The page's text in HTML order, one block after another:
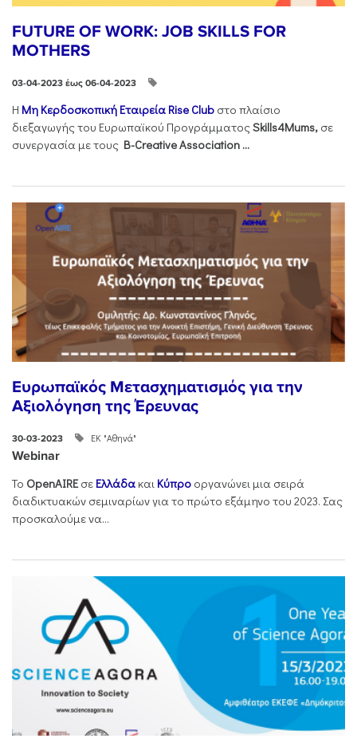
FUTURE OF WORK: JOB SKILLS FOR
MOTHERS
03-04-2023 έως 06-04-2023
Η Μη Κερδοσκοπική Εταιρεία Rise Club στο πλαίσιο
διεξαγωγής του Ευρωπαϊκού ΠρογράμματοςSkills4Mums, σε
συνεργασία με τους B-Creative Association ...
Ευρωπαϊκός Μετασχηματισμός για την
Αξιολόγηση της Έρευνας
30-03-2023 ΕΚ "Αθηνά"
Webinar
Το OpenAIREσε Ελλάδα και Κύπρο οργανώνει μια σειρά
διαδικτυακών σεμιναρίων για το πρώτο εξάμηνο του 2023. Σας
προσκαλούμε να...